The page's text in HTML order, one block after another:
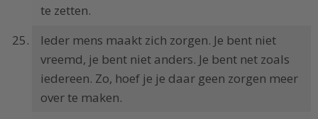
te zetten.
Ieder mens maakt zich zorgen. Je bent niet
vreemd, je bent niet anders. Je bent net zoals
iedereen. Zo, hoef je je daar geen zorgen meer
over te maken.